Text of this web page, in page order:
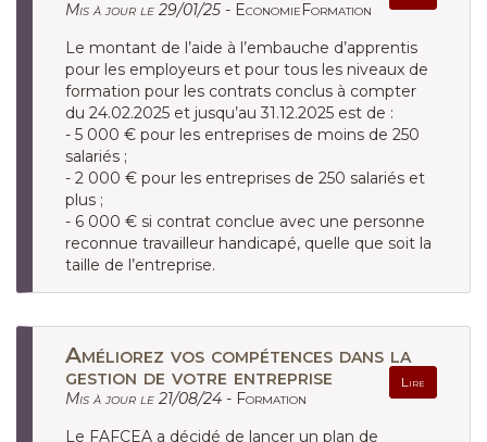
Mis à jour le 29/01/25 - EconomieFormation
Le montant de l’aide à l’embauche d’apprentis
pour les employeurs et pour tous les niveaux de
formation pour les contrats conclus à compter
du 24.02.2025 et jusqu’au 31.12.2025 est de :
- 5 000 € pour les entreprises de moins de 250
salariés ;
- 2 000 € pour les entreprises de 250 salariés et
plus ;
- 6 000 € si contrat conclue avec une personne
reconnue travailleur handicapé, quelle que soit la
taille de l’entreprise.
Améliorez vos compétences dans la
gestion de votre entreprise
Lire
Mis à jour le 21/08/24 - Formation
Le FAFCEA a décidé de lancer un plan de